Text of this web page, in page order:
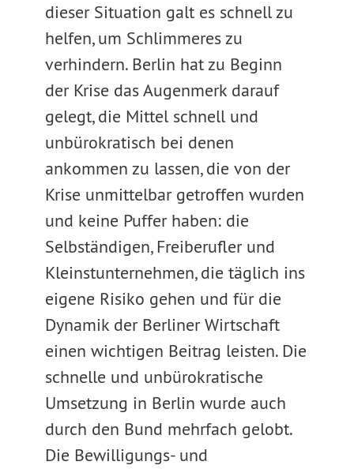
dieser Situation galt es schnell zu
helfen, um Schlimmeres zu
verhindern. Berlin hat zu Beginn
der Krise das Augenmerk darauf
gelegt, die Mittel schnell und
unbürokratisch bei denen
ankommen zu lassen, die von der
Krise unmittelbar getroffen wurden
und keine Puffer haben: die
Selbständigen, Freiberufler und
Kleinstunternehmen, die täglich ins
eigene Risiko gehen und für die
Dynamik der Berliner Wirtschaft
einen wichtigen Beitrag leisten. Die
schnelle und unbürokratische
Umsetzung in Berlin wurde auch
durch den Bund mehrfach gelobt.
Die Bewilligungs- und